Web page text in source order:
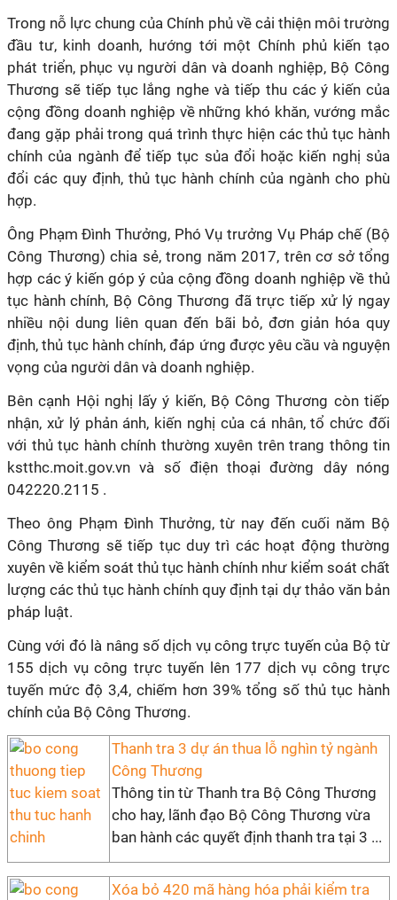
Trong nỗ lực chung của Chính phủ về cải thiện môi trường
đầu tư, kinh doanh, hướng tới một Chính phủ kiến tạo
phát triển, phục vụ người dân và doanh nghiệp, Bộ Công
Thương sẽ tiếp tục lắng nghe và tiếp thu các ý kiến của
cộng đồng doanh nghiệp về những khó khăn, vướng mắc
đang gặp phải trong quá trình thực hiện các thủ tục hành
chính của ngành để tiếp tục sủa đổi hoặc kiến nghị sủa
đổi các quy định, thủ tục hành chính của ngành cho phù
hợp.
Ông Phạm Đình Thưởng, Phó Vụ trưởng Vụ Pháp chế (Bộ
Công Thương) chia sẻ, trong năm 2017, trên cơ sở tổng
hợp các ý kiến góp ý của cộng đồng doanh nghiệp về thủ
tục hành chính, Bộ Công Thương đã trực tiếp xử lý ngay
nhiều nội dung liên quan đến bãi bỏ, đơn giản hóa quy
định, thủ tục hành chính, đáp ứng được yêu cầu và nguyện
vọng của người dân và doanh nghiệp.
Bên cạnh Hội nghị lấy ý kiến, Bộ Công Thương còn tiếp
nhận, xử lý phản ánh, kiến nghị của cá nhân, tổ chức đối
với thủ tục hành chính thường xuyên trên trang thông tin
kstthc.moit.gov.vn và số điện thoại đường dây nóng
042220.2115 .
Theo ông Phạm Đình Thưởng, từ nay đến cuối năm Bộ
Công Thương sẽ tiếp tục duy trì các hoạt động thường
xuyên về kiểm soát thủ tục hành chính như kiểm soát chất
lượng các thủ tục hành chính quy định tại dự thảo văn bản
pháp luật.
Cùng với đó là nâng số dịch vụ công trực tuyến của Bộ từ
155 dịch vụ công trực tuyến lên 177 dịch vụ công trực
tuyến mức độ 3,4, chiếm hơn 39% tổng số thủ tục hành
chính của Bộ Công Thương.
Thanh tra 3 dự án thua lỗ nghìn tỷ ngành
Công Thương
Thông tin từ Thanh tra Bộ Công Thương
cho hay, lãnh đạo Bộ Công Thương vừa
ban hành các quyết định thanh tra tại 3 ...
Xóa bỏ 420 mã hàng hóa phải kiểm tra